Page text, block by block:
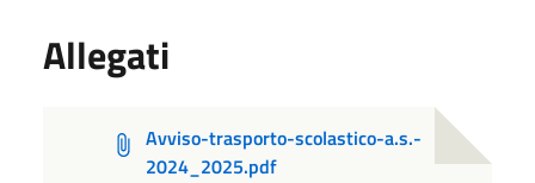
Allegati
Avviso-trasporto-scolastico-a.s.-
2024_2025.pdf